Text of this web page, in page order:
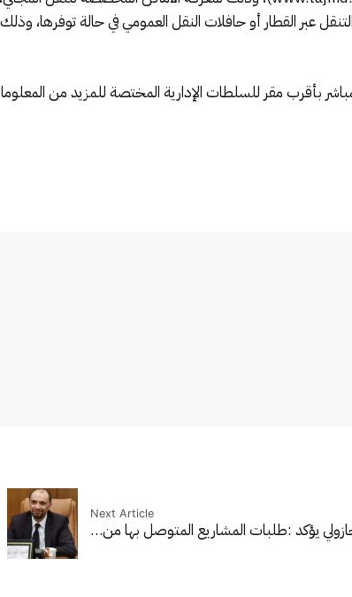
عبر القطار أو حافلات النقل العمومي في حالة توفرها،
المباشر بأقرب مقر للسلطات الإدارية المختصة للمزيد من
Next Article
يؤكد :طلبات المشاريع المتوصل بها من…